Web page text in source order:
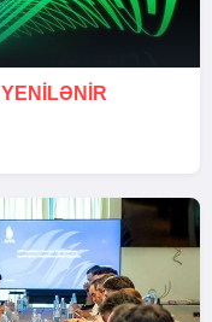
YENİLƏNİR